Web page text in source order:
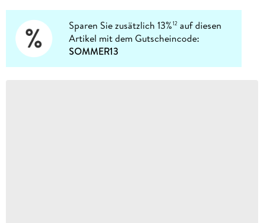
Sparen Sie zusätzlich 13%12 auf diesen
Artikel mit dem Gutscheincode:
SOMMER13